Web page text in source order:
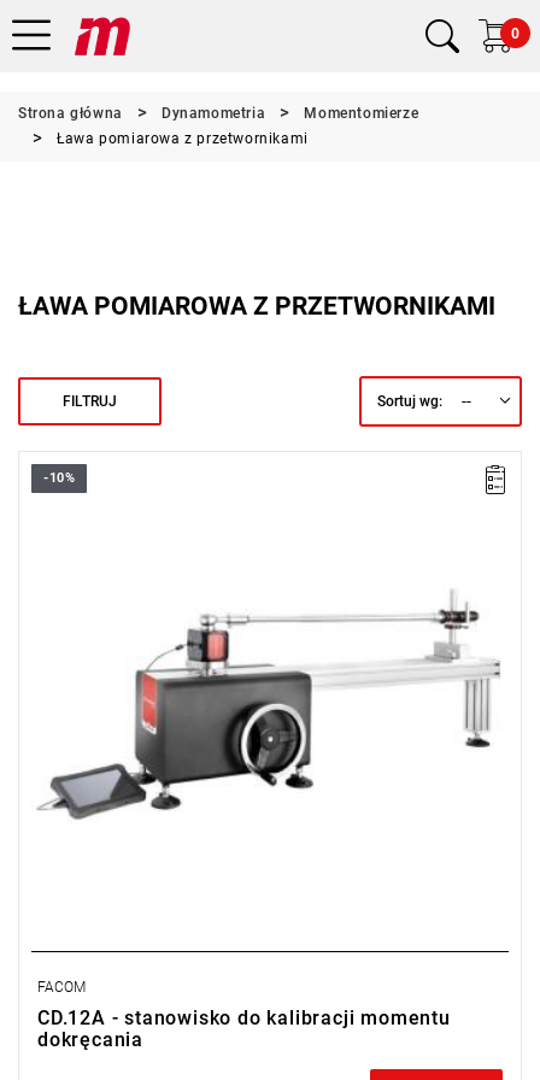
0
Strona główna Dynamometria
Momentomierze
Ława pomiarowa z przetwornikami
ŁAWA POMIAROWA Z PRZETWORNIKAMI
FILTRUJ Sortuj wg: --
Napędzana kołem ręcznym w celu przykładania prawidłowego
Poziom gwarantowany za pomocą platformy. Długość
regulowana w zależności od klucza dynamometrycznego
-10%
FACOM
CD.12A - stanowisko do kalibracji momentu
dokręcania